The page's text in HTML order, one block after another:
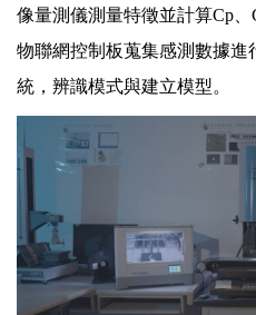
像量測儀測量特徵並計算Cp
物聯網控制板蒐集感測數據進
統，辨識模式與建立模型。